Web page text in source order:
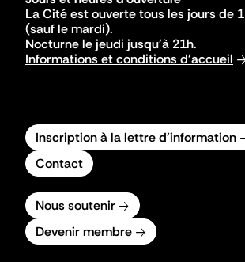
La Cité est ouverte tous les jours de
(sauf le mardi).
Nocturne le jeudi jusqu'à 21h.
Informations et conditions d'accueil
Inscription à la lettre d'information
Contact
Nous soutenir
Devenir membre